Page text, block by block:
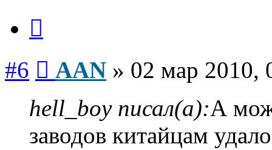
#6 AAN » 02 мар 2010,
hell_boy писал(а):А
заводов китайцам